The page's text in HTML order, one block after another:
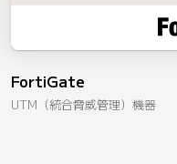
FortiGate
UTM（統合脅威管理）機器